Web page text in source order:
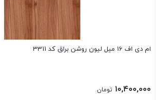
ام دی اف 16 میل لیون روشن براق کد 3311
۱۰,۴۰۰,۰۰۰ تومان